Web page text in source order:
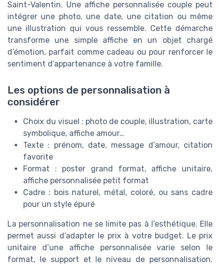
Saint-Valentin. Une affiche personnalisée couple peut
intégrer une photo, une date, une citation ou même
une illustration qui vous ressemble. Cette démarche
transforme une simple affiche en un objet chargé
d’émotion, parfait comme cadeau ou pour renforcer le
sentiment d’appartenance à votre famille.
Les options de personnalisation à
considérer
Choix du visuel : photo de couple, illustration, carte
symbolique, affiche amour…
Texte : prénom, date, message d’amour, citation
favorite
Format : poster grand format, affiche unitaire,
affiche personnalisée petit format
Cadre : bois naturel, métal, coloré, ou sans cadre
pour un style épuré
La personnalisation ne se limite pas à l’esthétique. Elle
permet aussi d’adapter le prix à votre budget. Le prix
unitaire d’une affiche personnalisée varie selon le
format, le support et le niveau de personnalisation.